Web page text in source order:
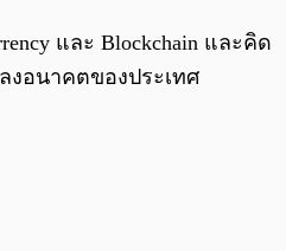
และ Blockchain และคิด
งอนาคตของประเทศ